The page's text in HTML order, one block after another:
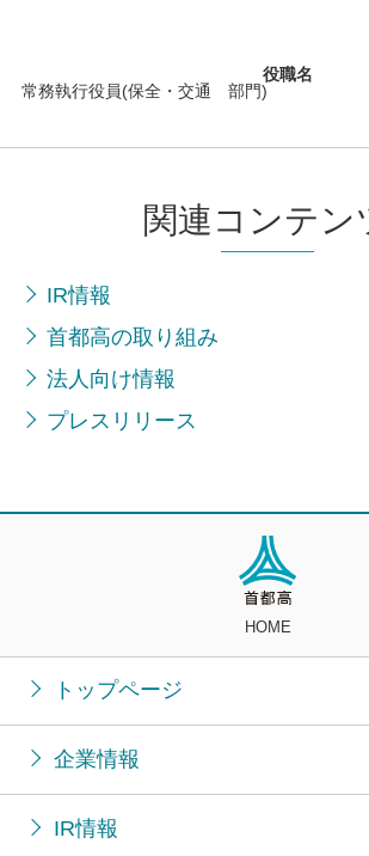
役職名
常務執行役員(保全・交通 部門)
関連コンテン
IR情報
首都高の取り組み
法人向け情報
プレスリリース
HOME
トップページ
企業情報
IR情報